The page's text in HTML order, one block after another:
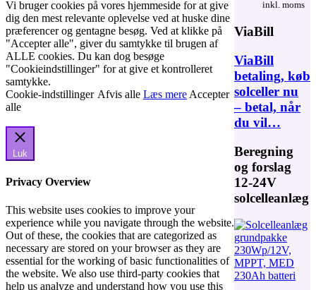
inkl. moms
ViaBill
ViaBill
betaling, køb
solceller nu
– betal, når
du vil…
Beregning
og forslag
12-24V
solcelleanlæg
Vi bruger cookies på vores hjemmeside for at give
dig den mest relevante oplevelse ved at huske dine
præferencer og gentagne besøg. Ved at klikke på
"Accepter alle", giver du samtykke til brugen af
ALLE cookies. Du kan dog besøge
"Cookieindstillinger" for at give et kontrolleret
samtykke.
Cookie-indstillinger Afvis alle Læs mere Accepter
alle
Luk
Privacy Overview
This website uses cookies to improve your
experience while you navigate through the website.
Out of these, the cookies that are categorized as
necessary are stored on your browser as they are
essential for the working of basic functionalities of
the website. We also use third-party cookies that
help us analyze and understand how you use this